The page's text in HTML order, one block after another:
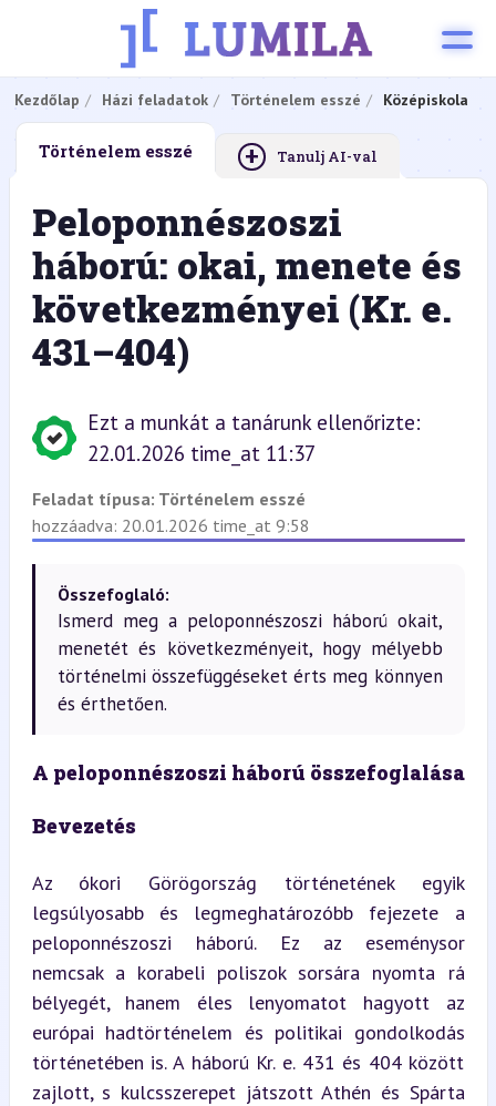
Kezdőlap Házi feladatok Történelem esszé Középiskola
Történelem esszé + Tanulj AI-val
Peloponnészoszi
háború: okai, menete és
következményei (Kr. e.
431–404)
Ezt a munkát a tanárunk ellenőrizte:
22.01.2026 time_at 11:37
Feladat típusa: Történelem esszé
hozzáadva: 20.01.2026 time_at 9:58
Összefoglaló:
Ismerd meg a peloponnészoszi háború okait,
menetét és következményeit, hogy mélyebb
történelmi összefüggéseket érts meg könnyen
és érthetően.
A peloponnészoszi háború összefoglalása
Bevezetés
Az ókori Görögország történetének egyik
legsúlyosabb és legmeghatározóbb fejezete a
peloponnészoszi háború. Ez az eseménysor
nemcsak a korabeli poliszok sorsára nyomta rá
bélyegét, hanem éles lenyomatot hagyott az
európai hadtörténelem és politikai gondolkodás
történetében is. A háború Kr. e. 431 és 404 között
zajlott, s kulcsszerepet játszott Athén és Spárta